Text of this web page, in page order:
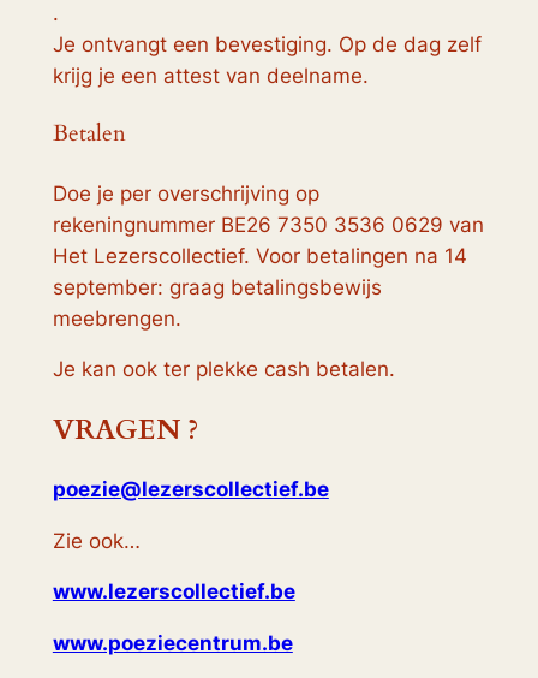
.
Je ontvangt een bevestiging. Op de dag zelf
krijg je een attest van deelname.
Betalen
Doe je per overschrijving op
rekeningnummer BE26 7350 3536 0629 van
Het Lezerscollectief. Voor betalingen na 14
september: graag betalingsbewijs
meebrengen.
Je kan ook ter plekke cash betalen.
VRAGEN ?
poezie@lezerscollectief.be
Zie ook…
www.lezerscollectief.be
www.poeziecentrum.be